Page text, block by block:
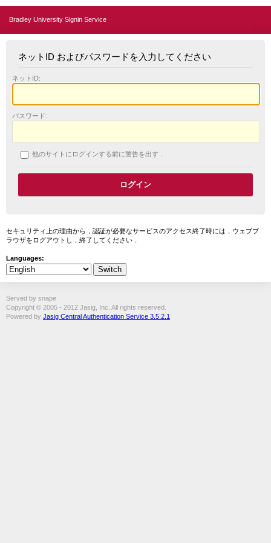
Bradley University Signin Service
ネットID およびパスワードを入力してください
ネットID:
パスワード:
他のサイトにログインする前に警告を出す．
セキュリティ上の理由から，認証が必要なサービスのアクセス終了時には，ウェブブ
ラウザをログアウトし，終了してください．
Languages:
Served by snape
Copyright © 2005 - 2012 Jasig, Inc. All rights reserved.
Powered by Jasig Central Authentication Service 3.5.2.1